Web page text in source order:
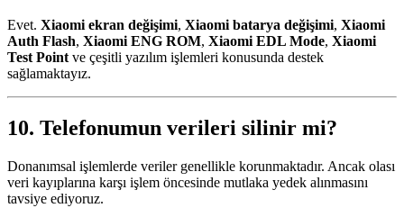
Evet. Xiaomi ekran değişimi, Xiaomi batarya değişimi, Xiaomi
Auth Flash, Xiaomi ENG ROM, Xiaomi EDL Mode, Xiaomi
Test Point ve çeşitli yazılım işlemleri konusunda destek
sağlamaktayız.
10. Telefonumun verileri silinir mi?
Donanımsal işlemlerde veriler genellikle korunmaktadır. Ancak olası
veri kayıplarına karşı işlem öncesinde mutlaka yedek alınmasını
tavsiye ediyoruz.